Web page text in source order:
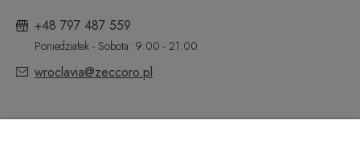
+48 797 487 559
Poniedziałek - Sobota: 9:00 - 21:00
wroclavia@zeccoro.pl